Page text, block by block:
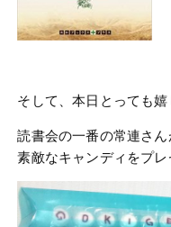
そして、本日とっても嬉
読書会の一番の常連さ
素敵なキャンディをプレ